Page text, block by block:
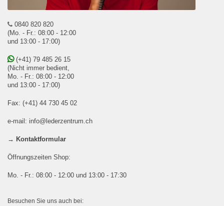
0840 820 820
(Mo. - Fr.: 08:00 - 12:00
und 13:00 - 17:00)
(+41) 79 485 26 15
(Nicht immer bedient,
Mo. - Fr.: 08:00 - 12:00
und 13:00 - 17:00)
Fax: (+41) 44 730 45 02
e-mail: info@lederzentrum.ch
→ Kontaktformular
Öffnungszeiten Shop:
Mo. - Fr.: 08:00 - 12:00 und 13:00 - 17:30
Besuchen Sie uns auch bei: